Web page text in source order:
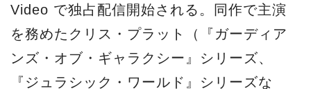
Video で独占配信開始される。同作で主演
を務めたクリス・プラット（『ガーディア
ンズ・オブ・ギャラクシー』シリーズ、
『ジュラシック・ワールド』シリーズな